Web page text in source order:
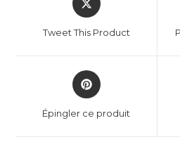
Tweet This Product
Épingler ce produit